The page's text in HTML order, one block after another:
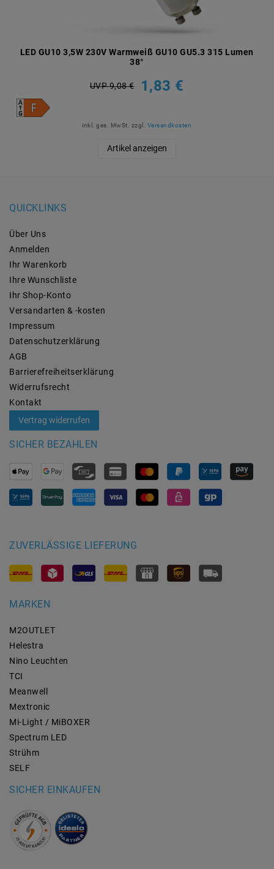
LED GU10 3,5W 230V Warmweiß GU10 GU5.3 315 Lumen
38°
UVP 9,08 € 1,83 €
inkl. ges. MwSt. zzgl. Versandkosten
Artikel anzeigen
QUICKLINKS
Über Uns
Anmelden
Ihr Warenkorb
Ihre Wunschliste
Ihr Shop-Konto
Versandarten & -kosten
Impressum
Daten­schutz­erklärung
AGB
Barrierefreiheitserklärung
Widerrufs­recht
Kontakt
Vertrag widerrufen
SICHER BEZAHLEN
ZUVERLÄSSIGE LIEFERUNG
MARKEN
M2OUTLET
Helestra
Nino Leuchten
TCI
Meanwell
Mextronic
Mi-Light / MiBOXER
Spectrum LED
Strühm
SELF
SICHER EINKAUFEN